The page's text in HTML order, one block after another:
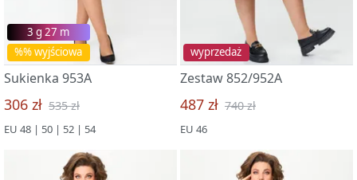
%% wyjściowa
3 g 27 m
Sukienka 953A
306 zł 535 zł
EU 48 | 50 | 52 | 54
wyprzedaż
Zestaw 852/952A
487 zł 740 zł
EU 46